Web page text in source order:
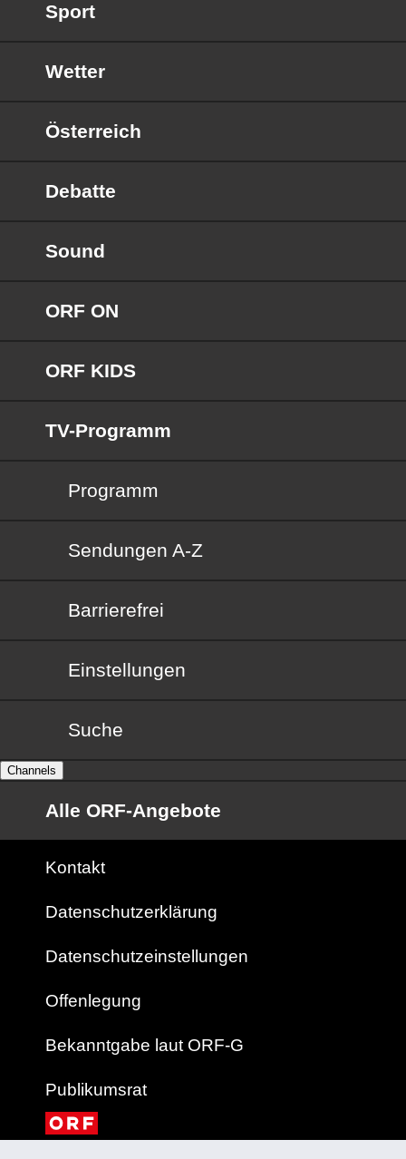
Sport
Wetter
Österreich
Debatte
Sound
ORF ON
ORF KIDS
TV-Programm
Programm
Sendungen von A bis Z
Sendungen A-Z
Barrierefrei
Barrierefrei
Einstellungen
Suche
Channels
Alle ORF-Angebote
Kontakt
Datenschutzerklärung
Datenschutzeinstellungen
Offenlegung
Bekanntgabe laut ORF-G
Publikumsrat